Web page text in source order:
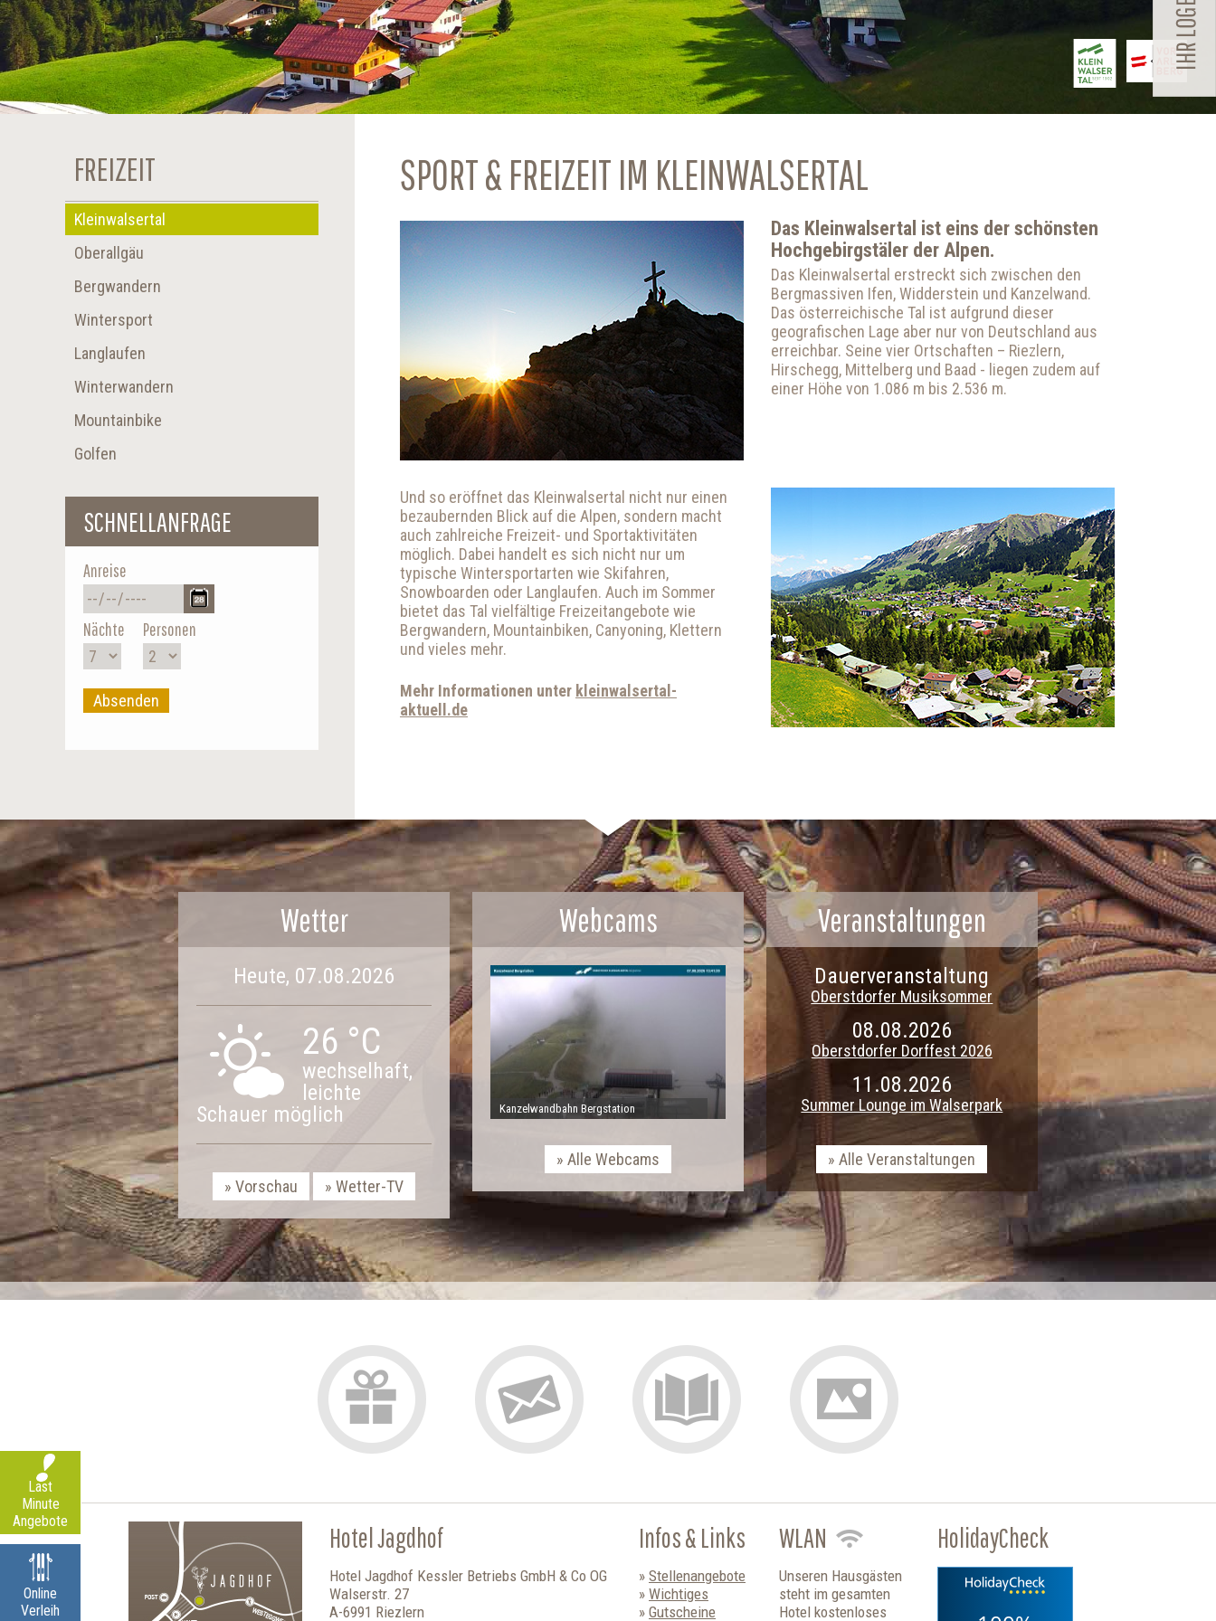
SPORT & FREIZEIT IM KLEINWALSERTAL
Das Kleinwalsertal ist eins der schönsten
Hochgebirgstäler der Alpen.
Das Kleinwalsertal erstreckt sich zwischen den
Bergmassiven Ifen, Widderstein und Kanzelwand.
Das österreichische Tal ist aufgrund dieser
geografischen Lage aber nur von Deutschland aus
erreichbar. Seine vier Ortschaften – Riezlern,
Hirschegg, Mittelberg und Baad - liegen zudem auf
einer Höhe von 1.086 m bis 2.536 m.
Und so eröffnet das Kleinwalsertal nicht nur einen
bezaubernden Blick auf die Alpen, sondern macht
auch zahlreiche Freizeit- und Sportaktivitäten
möglich. Dabei handelt es sich nicht nur um
typische Wintersportarten wie Skifahren,
Snowboarden oder Langlaufen. Auch im Sommer
bietet das Tal vielfältige Freizeitangebote wie
Bergwandern, Mountainbiken, Canyoning, Klettern
und vieles mehr.
Mehr Informationen unter kleinwalsertal-
aktuell.de
FREIZEIT
Kleinwalsertal
Oberallgäu
Bergwandern
Wintersport
Langlaufen
Winterwandern
Mountainbike
Golfen
SCHNELLANFRAGE
Anreise
Nächte Personen
Absenden
Wetter
Heute, 07.08.2026
26 °C
wechselhaft,
leichte
Schauer möglich
Vorschau Wetter-TV
Webcams
Kanzelwandbahn Bergstation
Alle Webcams
Veranstaltungen
Dauerveranstaltung
Oberstdorfer Musiksommer
08.08.2026
Oberstdorfer Dorffest 2026
11.08.2026
Summer Lounge im Walserpark
Alle Veranstaltungen
Hotel Jagdhof
Hotel Jagdhof Kessler Betriebs GmbH & Co OG
Walserstr. 27
A-6991 Riezlern
Infos & Links
Stellenangebote
Wichtiges
Gutscheine
WLAN
Unseren Hausgästen
steht im gesamten
Hotel kostenloses
HolidayCheck
Online
Verleih
Last
Minute
Angebote